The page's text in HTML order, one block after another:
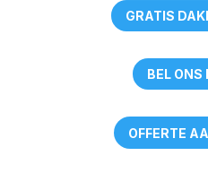
GRATIS
BEL ONS
OFFERTE